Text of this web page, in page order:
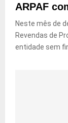
ARPAF
Neste mês de
Revendas de
entidade sem